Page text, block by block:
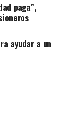
paga”,
ayudar a un